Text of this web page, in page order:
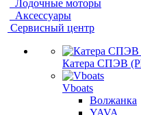
Лодочные моторы
Аксессуары
Сервисный центр
Катера СПЭВ
Vboats
Волжанка
YAVA